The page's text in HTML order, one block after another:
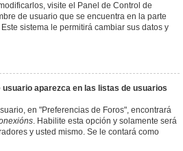
visite el Panel de Control de
de usuario que se encuentra en la parte
sistema le permitirá cambiar sus datos y
aparezca en las listas de usuarios
en "Preferencias de Foros", encontrará
. Habilite esta opción y solamente será
y usted mismo. Se le contará como